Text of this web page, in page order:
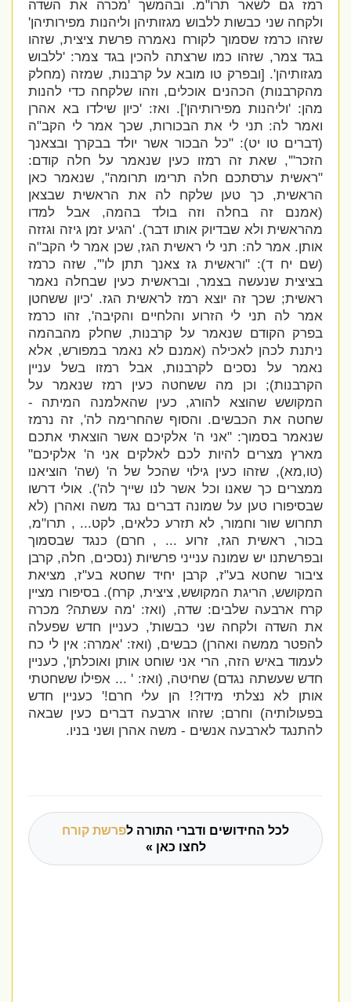
רמז גם לשאר תרו"מ. ובהמשך 'מכרה את השדה
ולקחה שני כבשות ללבוש מגזותיהן וליהנות מפירותיהן'
שזהו כרמז שסמוך לקורח נאמרה פרשת ציצית, שזהו
בגד צמר, שזהו כמו שרצתה להכין בגד צמר: 'ללבוש
מגזותיהן'. [ובפרק טו מובא על קרבנות, שמזה (מחלק
מהקרבנות) הכהנים אוכלים, וזהו שלקחה כדי להנות
מהן: 'וליהנות מפירותיהן']. ואז: 'כיון שילדו בא אהרן
ואמר לה: תני לי את הבכורות, שכך אמר לי הקב"ה
(דברים טו יט): "כל הבכור אשר יולד בבקרך ובצאנך
הזכר"', שאת זה רמזו כעין שנאמר על חלה קודם:
ראשית ערסתכם חלה תרימו תרומה", שנאמר כאן
הראשית, כך טען שלקח לה את הראשית שבצאן
(אמנם זה בחלה וזה בולד בהמה, אבל למדו
מהראשית ולא שבדיוק אותו דבר). 'הגיע זמן גיזה וגזזה
אותן. אמר לה: תני לי ראשית הגז, שכן אמר לי הקב"ה
(שם יח ד): "וראשית גז צאנך תתן לו"', שזה כרמז
בציצית שנעשה בצמר, ובראשית כעין שבחלה נאמר
ראשית; שכך זה יוצא רמז לראשית הגז. 'כיון ששחטן
אמר לה תני לי הזרוע והלחיים והקיבה', זהו כרמז
בפרק הקודם שנאמר על קרבנות, שחלק מהבהמה
ניתנת לכהן לאכילה (אמנם לא נאמר במפורש, אלא
נאמר על נסכים לקרבנות, אבל רמזו בשל עניין
הקרבנות); וכן מה ששחטה כעין רמז שנאמר על
המקושש שהוצא להורג, כעין שהאלמנה המיתה -
שחטה את הכבשים. והסוף שהחרימה לה', זה נרמז
שנאמר בסמוך: "אני ה' אלקיכם אשר הוצאתי אתכם
מארץ מצרים להיות לכם לאלקים אני ה' אלקיכם"
(טו,מא), שזהו כעין גילוי שהכל של ה' (שה' הוציאנו
ממצרים כך שאנו וכל אשר לנו שייך לה'). אולי דרשו
שבסיפורו טען על שמונה דברים נגד משה ואהרן (לא
תחרוש שור וחמור, לא תזרע כלאים, לקט... , תרו"מ,
בכור, ראשית הגז, זרוע ... , חרם) כנגד שבסמוך
ובפרשתנו יש שמונה ענייני פרשיות (נסכים, חלה, קרבן
ציבור שחטא בע"ז, קרבן יחיד שחטא בע"ז, מציאת
המקושש, הריגת המקושש, ציצית, קרח). בסיפורו מציין
קרח ארבעה שלבים: שדה, (ואז: 'מה עשתה?מכרה
את השדה ולקחה שני כבשות', כעניין חדש שפעלה
להפטר ממשה ואהרן)כבשים, (ואז: 'אמרה: אין לי כח
לעמוד באיש הזה, הרי אני שוחטאותן ואוכלתן', כעניין
חדש שעשתה נגדם)שחיטה, (ואז: ' ...אפילו ששחטתי
אותן לא נצלתי מידו?! הן עלי חרם!' כעניין חדש
בפעולותיה)וחרם; שזהו ארבעה דברים כעין שבאה
להתנגד לארבעה אנשים - משה אהרן ושני בניו.
לכל החידושים ודברי התורה לפרשת קורח
לחצו כאן »